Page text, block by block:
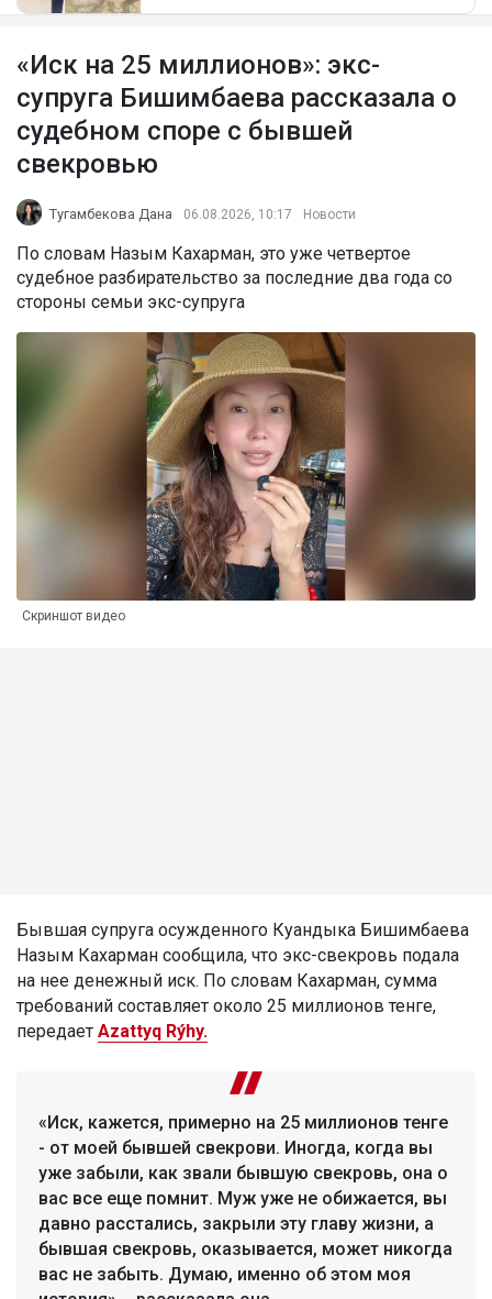
«Иск на 25 миллионов»: экс-
супруга Бишимбаева рассказала о
судебном споре с бывшей
свекровью
Тугамбекова Дана 06.08.2026, 10:17 Новости
По словам Назым Кахарман, это уже четвертое
судебное разбирательство за последние два года со
стороны семьи экс-супруга
Скриншот видео
Бывшая супруга осужденного Куандыка Бишимбаева
Назым Кахарман сообщила, что экс-свекровь подала
на нее денежный иск. По словам Кахарман, сумма
требований составляет около 25 миллионов тенге,
передает Azattyq Rýhy.
«Иск, кажется, примерно на 25 миллионов тенге
- от моей бывшей свекрови. Иногда, когда вы
уже забыли, как звали бывшую свекровь, она о
вас все еще помнит. Муж уже не обижается, вы
давно расстались, закрыли эту главу жизни, а
бывшая свекровь, оказывается, может никогда
вас не забыть. Думаю, именно об этом моя